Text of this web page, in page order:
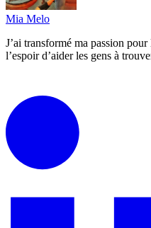
Mia Melo
J’ai transformé ma passion
l’espoir d’aider les gens à